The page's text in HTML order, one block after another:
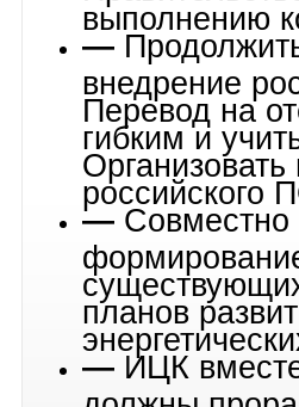
выполнению
—
внедрение
Перевод на
гибким и
российского
— Совместно
планов
— ИЦК
должны